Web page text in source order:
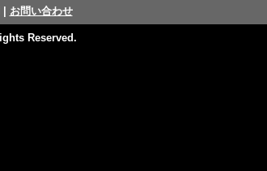
| お問い合わせ
Reserved.